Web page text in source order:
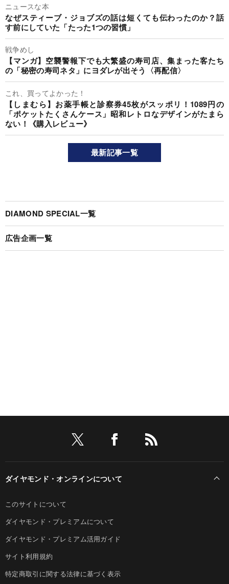
ニュースな本
なぜスティーブ・ジョブズの話は短くても伝わったのか？話
す前にしていた「たった1つの習慣」
戦争めし
【マンガ】空襲警報下でも大繁盛の寿司店、集まった客たち
の「秘密の寿司ネタ」にヨダレが出そう〈再配信〉
これ、買ってよかった！
【しまむら】お薬手帳と診察券45枚がスッポリ！1089円の
「ポケットたくさんケース」昭和レトロなデザインがたまら
ない！《購入レビュー》
最新記事一覧
DIAMOND SPECIAL一覧
広告企画一覧
ダイヤモンド・オンラインについて
このサイトについて
ダイヤモンド・プレミアムについて
ダイヤモンド・プレミアム活用ガイド
サイト利用規約
特定商取引に関する法律に基づく表示